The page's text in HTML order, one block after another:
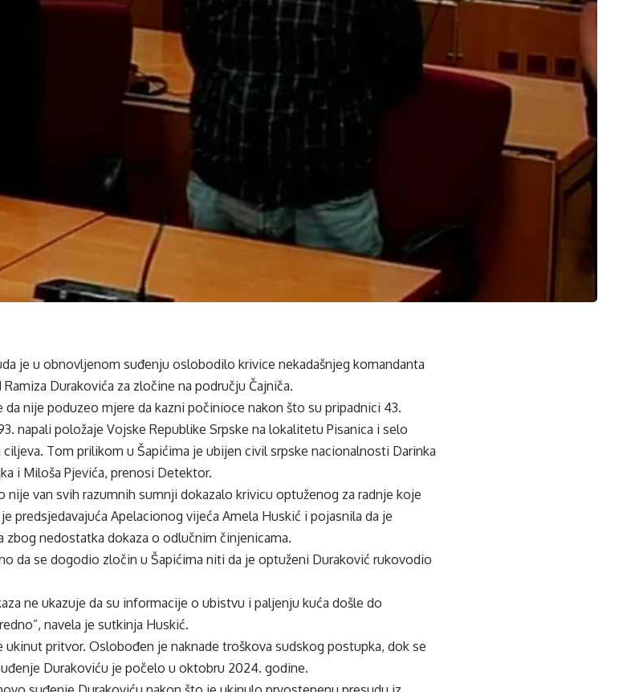
je u obnovljenom suđenju oslobodilo krivice nekadašnjeg komandanta
Durakovića za zločine na području Čajniča.
nije poduzeo mjere da kazni počinioce nakon što su pripadnici 43.
napali položaje Vojske Republike Srpske na lokalitetu Pisanica i selo
Tom prilikom u Šapićima je ubijen civil srpske nacionalnosti Darinka
i Miloša Pjevića, prenosi Detektor.
nije van svih razumnih sumnji dokazalo krivicu optuženog za radnje koje
predsjedavajuća Apelacionog vijeća Amela Huskić i pojasnila da je
zbog nedostatka dokaza o odlučnim činjenicama.
da se dogodio zločin u Šapićima niti da je optuženi Duraković rukovodio
ne ukazuje da su informacije o ubistvu i paljenju kuća došle do
navela je sutkinja Huskić.
ukinut pritvor. Oslobođen je naknade troškova sudskog postupka, dok se
Durakoviću je počelo u oktobru 2024. godine.